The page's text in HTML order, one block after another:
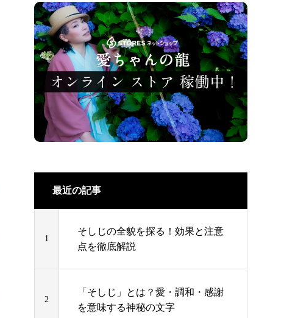
最近の記事
1
そしじの全貌を探る！効果と注意
点を徹底解説
2
「そしじ」とは？愛・調和・感謝
を意味する神秘の文字